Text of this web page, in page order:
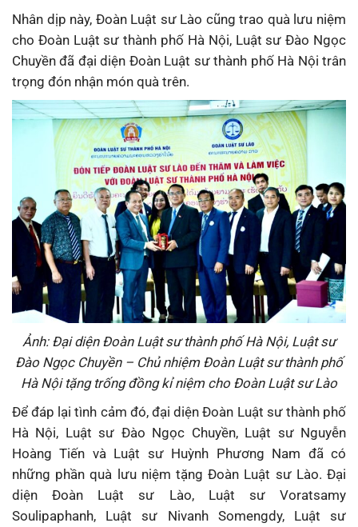
Nhân dịp này, Đoàn Luật sư Lào cũng trao quà lưu niệm
cho Đoàn Luật sư thành phố Hà Nội, Luật sư Đào Ngọc
Chuyền đã đại diện Đoàn Luật sư thành phố Hà Nội trân
trọng đón nhận món quà trên.
Ảnh: Đại diện Đoàn Luật sư thành phố Hà Nội, Luật sư
Đào Ngọc Chuyền – Chủ nhiệm Đoàn Luật sư thành phố
Hà Nộitặng trống đồng kỉ niệm cho Đoàn Luật sư Lào
Để đáp lại tình cảm đó, đại diện Đoàn Luật sư thành phố
Hà Nội, Luật sư Đào Ngọc Chuyền, Luật sư Nguyễn
Hoàng Tiến và Luật sư Huỳnh Phương Nam đã có
những phần quà lưu niệm tặng Đoàn Luật sư Lào. Đại
diện Đoàn Luật sư Lào, Luật sư Voratsamy
Soulipaphanh, Luật sư Nivanh Somengdy, Luật sư